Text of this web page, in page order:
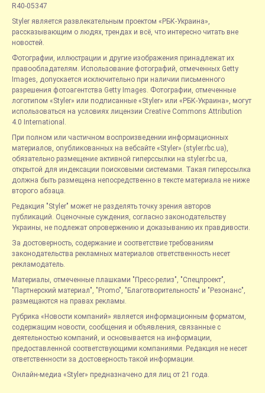
R40-05347
Styler является развлекательным проектом «РБК-Украина»,
рассказывающим о людях, трендах и всё, что интересно читать вне
новостей.
Фотографии, иллюстрации и другие изображения принадлежат их
правообладателям. Использование фотографий, отмеченных Getty
Images, допускается исключительно при наличии письменного
разрешения фотоагентства Getty Images. Фотографии, отмеченные
логотипом «Styler» или подписанные «Styler» или «РБК-Украина», могут
использоваться на условиях лицензии Creative Commons Attribution
4.0 International.
При полном или частичном воспроизведении информационных
материалов, опубликованных на вебсайте «Styler» (styler.rbc.ua),
обязательно размещение активной гиперссылки на styler.rbc.ua,
открытой для индексации поисковыми системами. Такая гиперссылка
должна быть размещена непосредственно в тексте материала не ниже
второго абзаца.
Редакция "Styler" может не разделять точку зрения авторов
публикаций. Оценочные суждения, согласно законодательству
Украины, не подлежат опровержению и доказыванию их правдивости.
За достоверность, содержание и соответствие требованиям
законодательства рекламных материалов ответственность несет
рекламодатель.
Материалы, отмеченные плашками "Пресс-релиз", "Спецпроект",
"Партнерский материал", "Promo", "Благотворительность" и "Резонанс",
размещаются на правах рекламы.
Рубрика «Новости компаний» является информационным форматом,
содержащим новости, сообщения и объявления, связанные с
деятельностью компаний, и основывается на информации,
предоставленной соответствующими компаниями. Редакция не несет
ответственности за достоверность такой информации.
Онлайн-медиа «Styler» предназначено для лиц от 21 года.